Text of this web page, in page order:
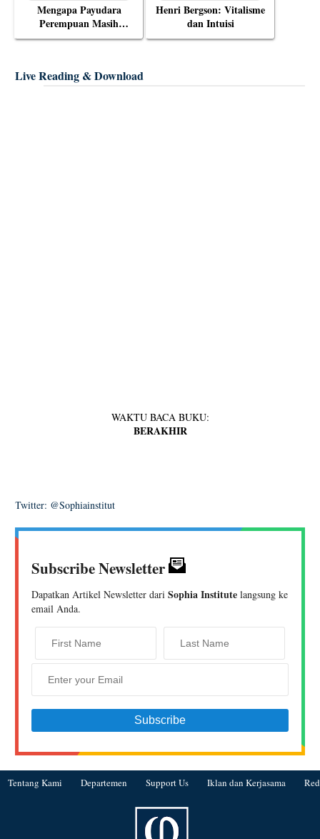
Mengapa Payudara
Perempuan Masih
Menjadi Objek Tabu?
Henri Bergson: Vitalisme
dan Intuisi
Live Reading & Download
WAKTU BACA BUKU:
BERAKHIR
Twitter: @Sophiainstitut
Subscribe Newsletter
Dapatkan Artikel Newsletter dari Sophia Institute langsung ke
email Anda.
Tentang Kami Departemen Support Us Iklan dan Kerjasama